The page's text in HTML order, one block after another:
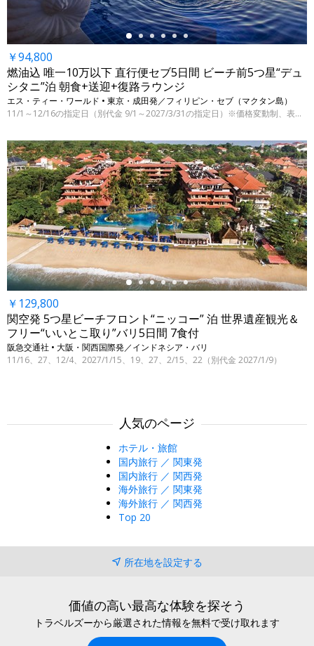
￥94,800
燃油込 唯一10万以下 直行便セブ5日間 ビーチ前5つ星“デュ
シタニ”泊 朝食+送迎+復路ラウンジ
エス・ティー・ワールド • 東京・成田発／フィリピン・セブ（マクタン島）
11/1～12/16の指定日（別代金 9/1～2027/3/31の指定日）※価格変動制、表示代金は8/5 9:00時点
←
￥129,800
関空発 5つ星ビーチフロント“ニッコー” 泊 世界遺産観光＆
フリー“いいとこ取り”バリ5日間 7食付
阪急交通社 • 大阪・関西国際発／インドネシア・バリ
11/16、27、12/4、2027/1/15、19、27、2/15、22（別代金 2027/1/9）
人気のページ
ホテル・旅館
国内旅行 ／ 関東発
国内旅行 ／ 関西発
海外旅行 ／ 関東発
海外旅行 ／ 関西発
Top 20
所在地を設定する
価値の高い最高な体験を探そう
トラベルズーから厳選された情報を無料で受け取れます